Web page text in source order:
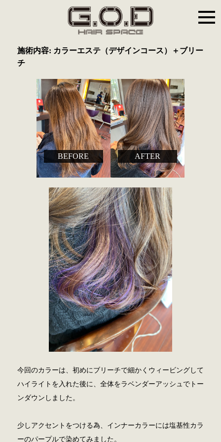
施術内容: カラーエステ（デザインコース）＋ブリー
チ
BEFORE AFTER
今回のカラーは、初めにブリーチで細かくウィービングして
ハイライトを入れた後に、全体をラベンダーアッシュでトー
ンダウンしました。
少しアクセントをつける為、インナーカラーには塩基性カラ
ーのパープルで染めてみました。